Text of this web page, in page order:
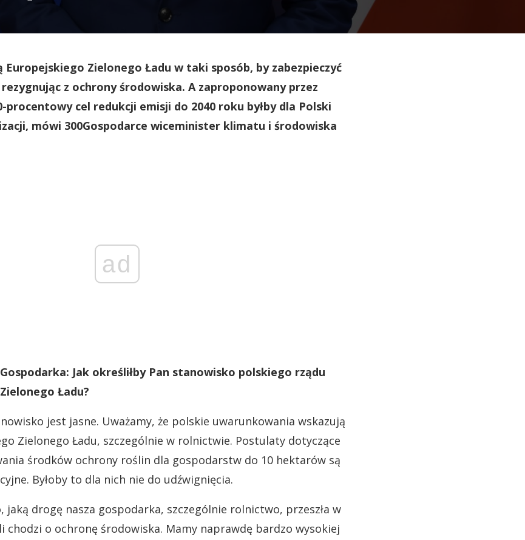
Zielonego Ładu w taki sposób, by zabezpieczyć
z ochrony środowiska. A zaproponowany przez
procentowy cel redukcji emisji do 2040 roku byłby dla Polski
mówi 300Gospodarce wiceminister klimatu i środowiska
ad
Jak określiłby Pan stanowisko polskiego rządu
Ładu?
jest jasne. Uważamy, że polskie uwarunkowania wskazują
Zielonego Ładu, szczególnie w rolnictwie. Postulaty dotyczące
środków ochrony roślin dla gospodarstw do 10 hektarów są
Byłoby to dla nich nie do udźwignięcia.
jaką drogę nasza gospodarka, szczególnie rolnictwo, przeszła w
chodzi o ochronę środowiska. Mamy naprawdę bardzo wysokiej